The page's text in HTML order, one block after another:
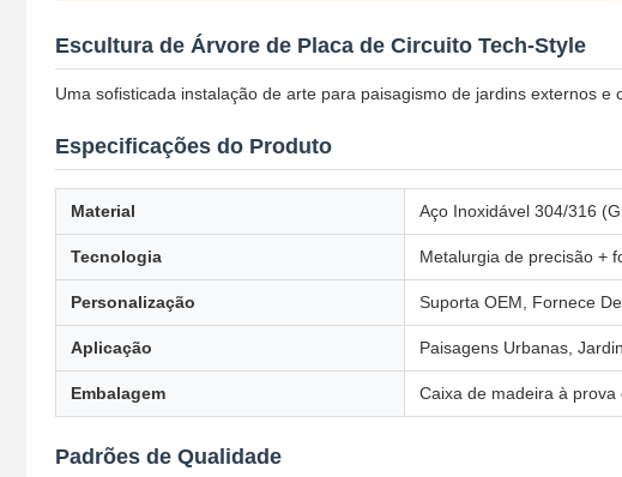
Escultura de Árvore de Placa de Circuito Tech-Style
Uma sofisticada instalação de arte para paisagismo de jardins externos
Especificações do Produto
Material Aço Inoxidável 304/316
Tecnologia Metalurgia de precisão +
Personalização Suporta OEM, Fornece
Aplicação Paisagens Urbanas,
Embalagem Caixa de madeira à
Padrões de Qualidade